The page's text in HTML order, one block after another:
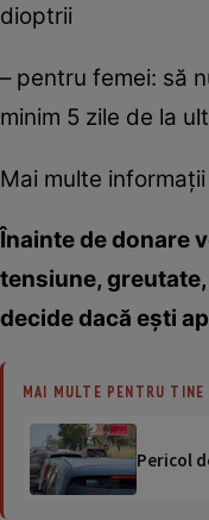
dioptrii
– pentru femei: să
minim 5 zile de la
Mai multe
Înainte de donare
tensiune,
decide dacă eşti
MAI MULTE PENTRU TINE
Pericol